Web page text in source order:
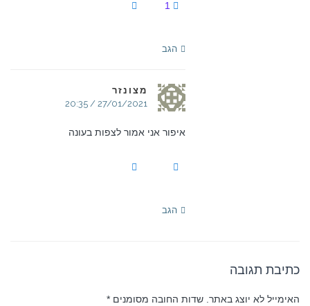
1
הגב
מצונזר
27/01/2021 / 20:35
איפור אני אמור לצפות בעונה
הגב
כתיבת תגובה
האימייל לא יוצג באתר. שדות החובה מסומנים *